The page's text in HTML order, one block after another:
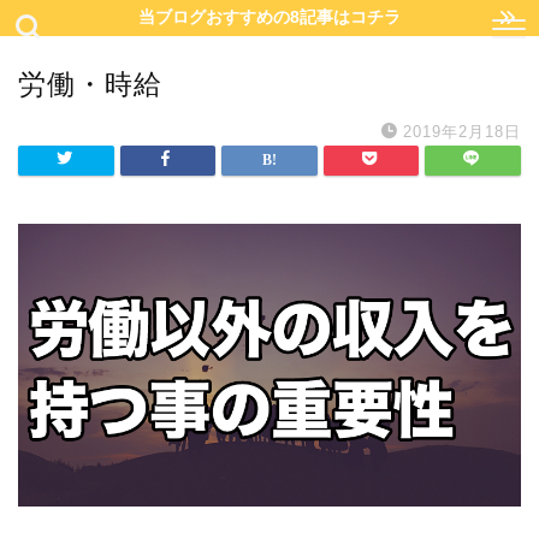
当ブログおすすめの8記事はコチラ
労働・時給
2019年2月18日